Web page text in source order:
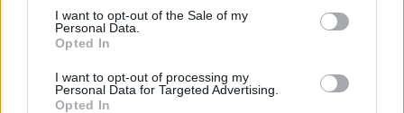
I want to opt-out of the Sale of my
Personal Data.
Opted In
I want to opt-out of processing my
Personal Data for Targeted Advertising.
Opted In
MORE POSTS
ΝΕΑ